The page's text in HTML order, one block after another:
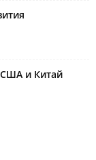
США и Китай